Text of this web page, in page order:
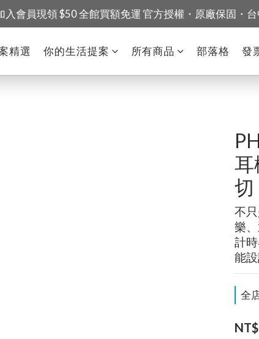
入會員現領 $50 全館買額免運 官方授權・原廠保固・
精選 你的生活提案 所有商品 部落格 發
耳
切
不
樂
計
能
全